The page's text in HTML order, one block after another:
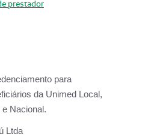
prestador
para
da Unimed Local,
e Nacional.
Ltda